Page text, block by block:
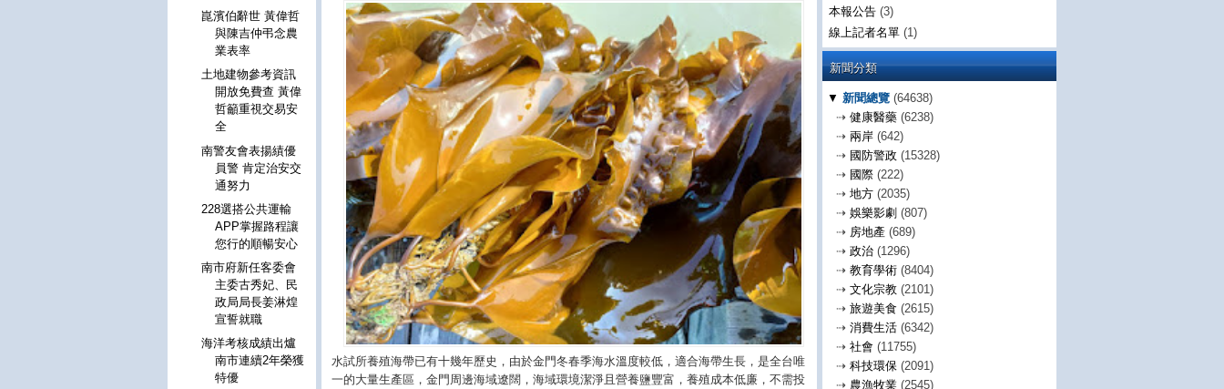
本報公告 (3)
線上記者名單 (1)
新聞分類
▼ 新聞總覽 (64638)
⇢ 健康醫藥 (6238)
⇢ 兩岸 (642)
⇢ 國防警政 (15328)
⇢ 國際 (222)
⇢ 地方 (2035)
⇢ 娛樂影劇 (807)
⇢ 房地產 (689)
⇢ 政治 (1296)
⇢ 教育學術 (8404)
⇢ 文化宗教 (2101)
⇢ 旅遊美食 (2615)
⇢ 消費生活 (6342)
⇢ 社會 (11755)
⇢ 科技環保 (2091)
⇢ 農漁牧業 (2545)
水試所養殖海帶已有十幾年歷史，由於金門冬春季海水溫度較低，適合海帶生長，是全台唯
一的大量生產區，金門周邊海域遼闊，海域環境潔淨且營養鹽豐富，養殖成本低廉，不需投
崑濱伯辭世 黃偉哲
與陳吉仲弔念農
業表率
土地建物參考資訊
開放免費查 黃偉
哲籲重視交易安
全
南警友會表揚績優
員警 肯定治安交
通努力
228選搭公共運輸
APP掌握路程讓
您行的順暢安心
南市府新任客委會
主委古秀妃、民
政局局長姜淋煌
宣誓就職
海洋考核成績出爐
南市連續2年榮獲
特優